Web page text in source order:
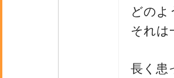
どのよ
それは
長く患